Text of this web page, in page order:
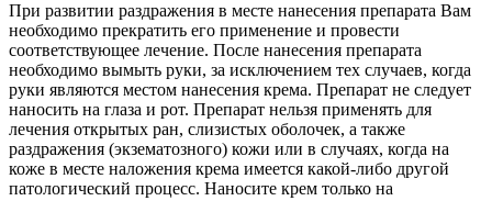
При развитии раздражения в месте нанесения препарата Вам
необходимо прекратить его применение и провести
соответствующее лечение. После нанесения препарата
необходимо вымыть руки, за исключением тех случаев, когда
руки являются местом нанесения крема. Препарат не следует
наносить на глаза и рот. Препарат нельзя применять для
лечения открытых ран, слизистых оболочек, а также
раздражения (экзематозного) кожи или в случаях, когда на
коже в месте наложения крема имеется какой-либо другой
патологический процесс. Наносите крем только на